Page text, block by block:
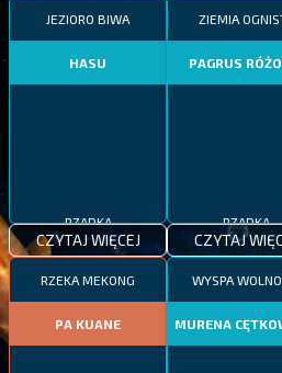
JEZIORO BIWA
HASU
RZADKA
CZYTAJ WIĘCEJ
ZIEMIA
PAGRUS
RZADKA
CZYTAJ
RZEKA MEKONG
PA KUANE
WYSPA
MURENA